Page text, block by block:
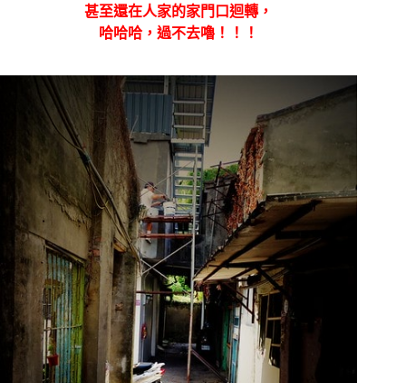
甚至還在人家的家門口迴轉，
哈哈哈，過不去嚕！！！